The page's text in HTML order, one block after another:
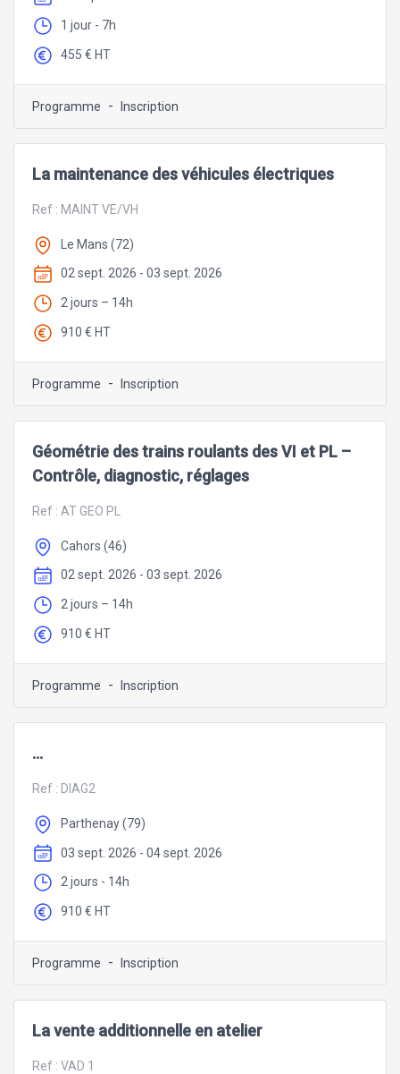
1 jour - 7h
455 € HT
Programme - Inscription
La maintenance des véhicules électriques
Ref : MAINT VE/VH
Le Mans (72)
02 sept. 2026 - 03 sept. 2026
2 jours – 14h
910 € HT
Programme - Inscription
Géométrie des trains roulants des VI et PL –
Contrôle, diagnostic, réglages
Ref : AT GEO PL
Cahors (46)
02 sept. 2026 - 03 sept. 2026
2 jours – 14h
910 € HT
Programme - Inscription
...
Ref : DIAG2
Parthenay (79)
03 sept. 2026 - 04 sept. 2026
2 jours - 14h
910 € HT
Programme - Inscription
La vente additionnelle en atelier
Ref : VAD 1